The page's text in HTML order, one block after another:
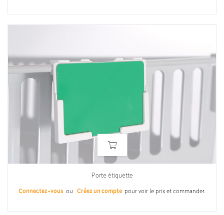
Porte étiquette
Connectez-vous ou Créez un compte pour voir le prix et commander.